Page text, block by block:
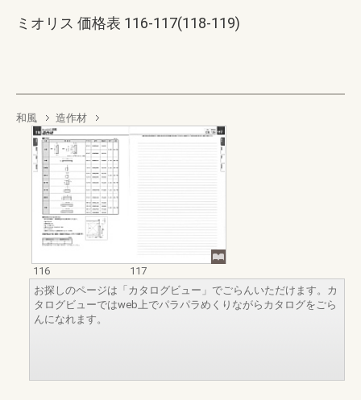
ミオリス 価格表 116-117(118-119)
和風 造作材
116
117
お探しのページは「カタログビュー」でごらんいただけます。カ
タログビューではweb上でパラパラめくりながらカタログをごら
んになれます。